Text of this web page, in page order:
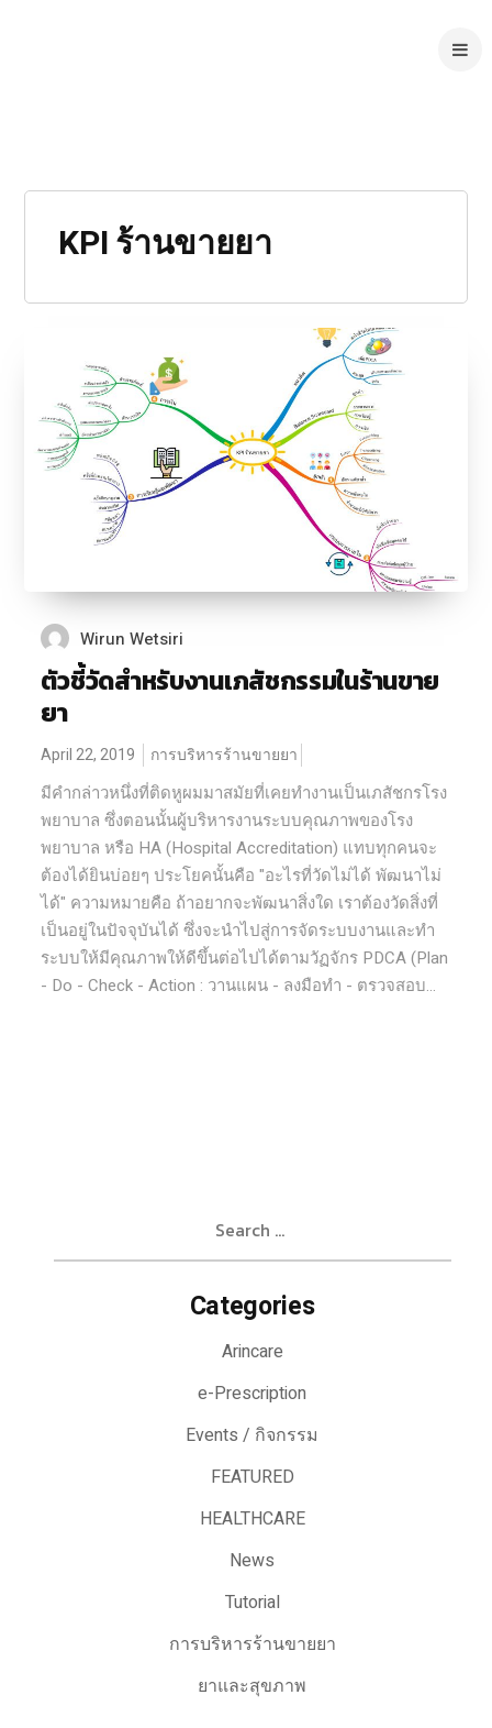
KPI ร้านขายยา
Wirun Wetsiri
ตัวชี้วัดสำหรับงานเภสัชกรรมในร้านขาย
ยา
April 22, 2019 การบริหารร้านขายยา
มีคำกล่าวหนึ่งที่ติดหูผมมาสมัยที่เคยทำงานเป็นเภสัชกรโรง
พยาบาล ซึ่งตอนนั้นผู้บริหารงานระบบคุณภาพของโรง
พยาบาล หรือ HA (Hospital Accreditation) แทบทุกคนจะ
ต้องได้ยินบ่อยๆ ประโยคนั้นคือ "อะไรที่วัดไม่ได้ พัฒนาไม่
ได้" ความหมายคือ ถ้าอยากจะพัฒนาสิ่งใด เราต้องวัดสิ่งที่
เป็นอยู่ในปัจจุบันได้ ซึ่งจะนำไปสู่การจัดระบบงานและทำ
ระบบให้มีคุณภาพให้ดีขึ้นต่อไปได้ตามวัฏจักร PDCA (Plan
- Do - Check - Action : วานแผน - ลงมือทำ - ตรวจสอบ...
Categories
Arincare
e-Prescription
Events / กิจกรรม
FEATURED
HEALTHCARE
News
Tutorial
การบริหารร้านขายยา
ยาและสุขภาพ